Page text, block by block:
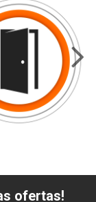
ofertas!